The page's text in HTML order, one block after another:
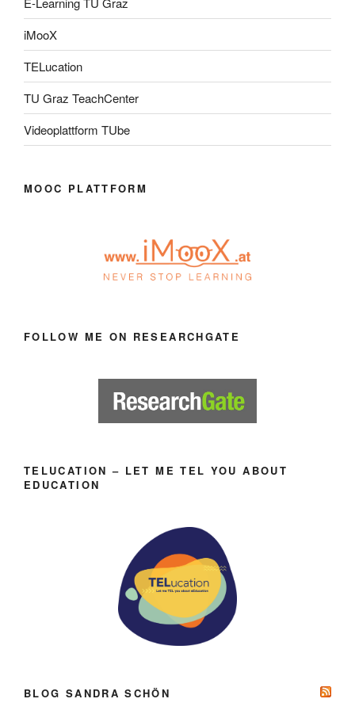
iMooX
TELucation
TU Graz TeachCenter
Videoplattform TUbe
MOOC PLATTFORM
FOLLOW ME ON RESEARCHGATE
TELUCATION – LET ME TEL YOU ABOUT
EDUCATION
BLOG SANDRA SCHÖN